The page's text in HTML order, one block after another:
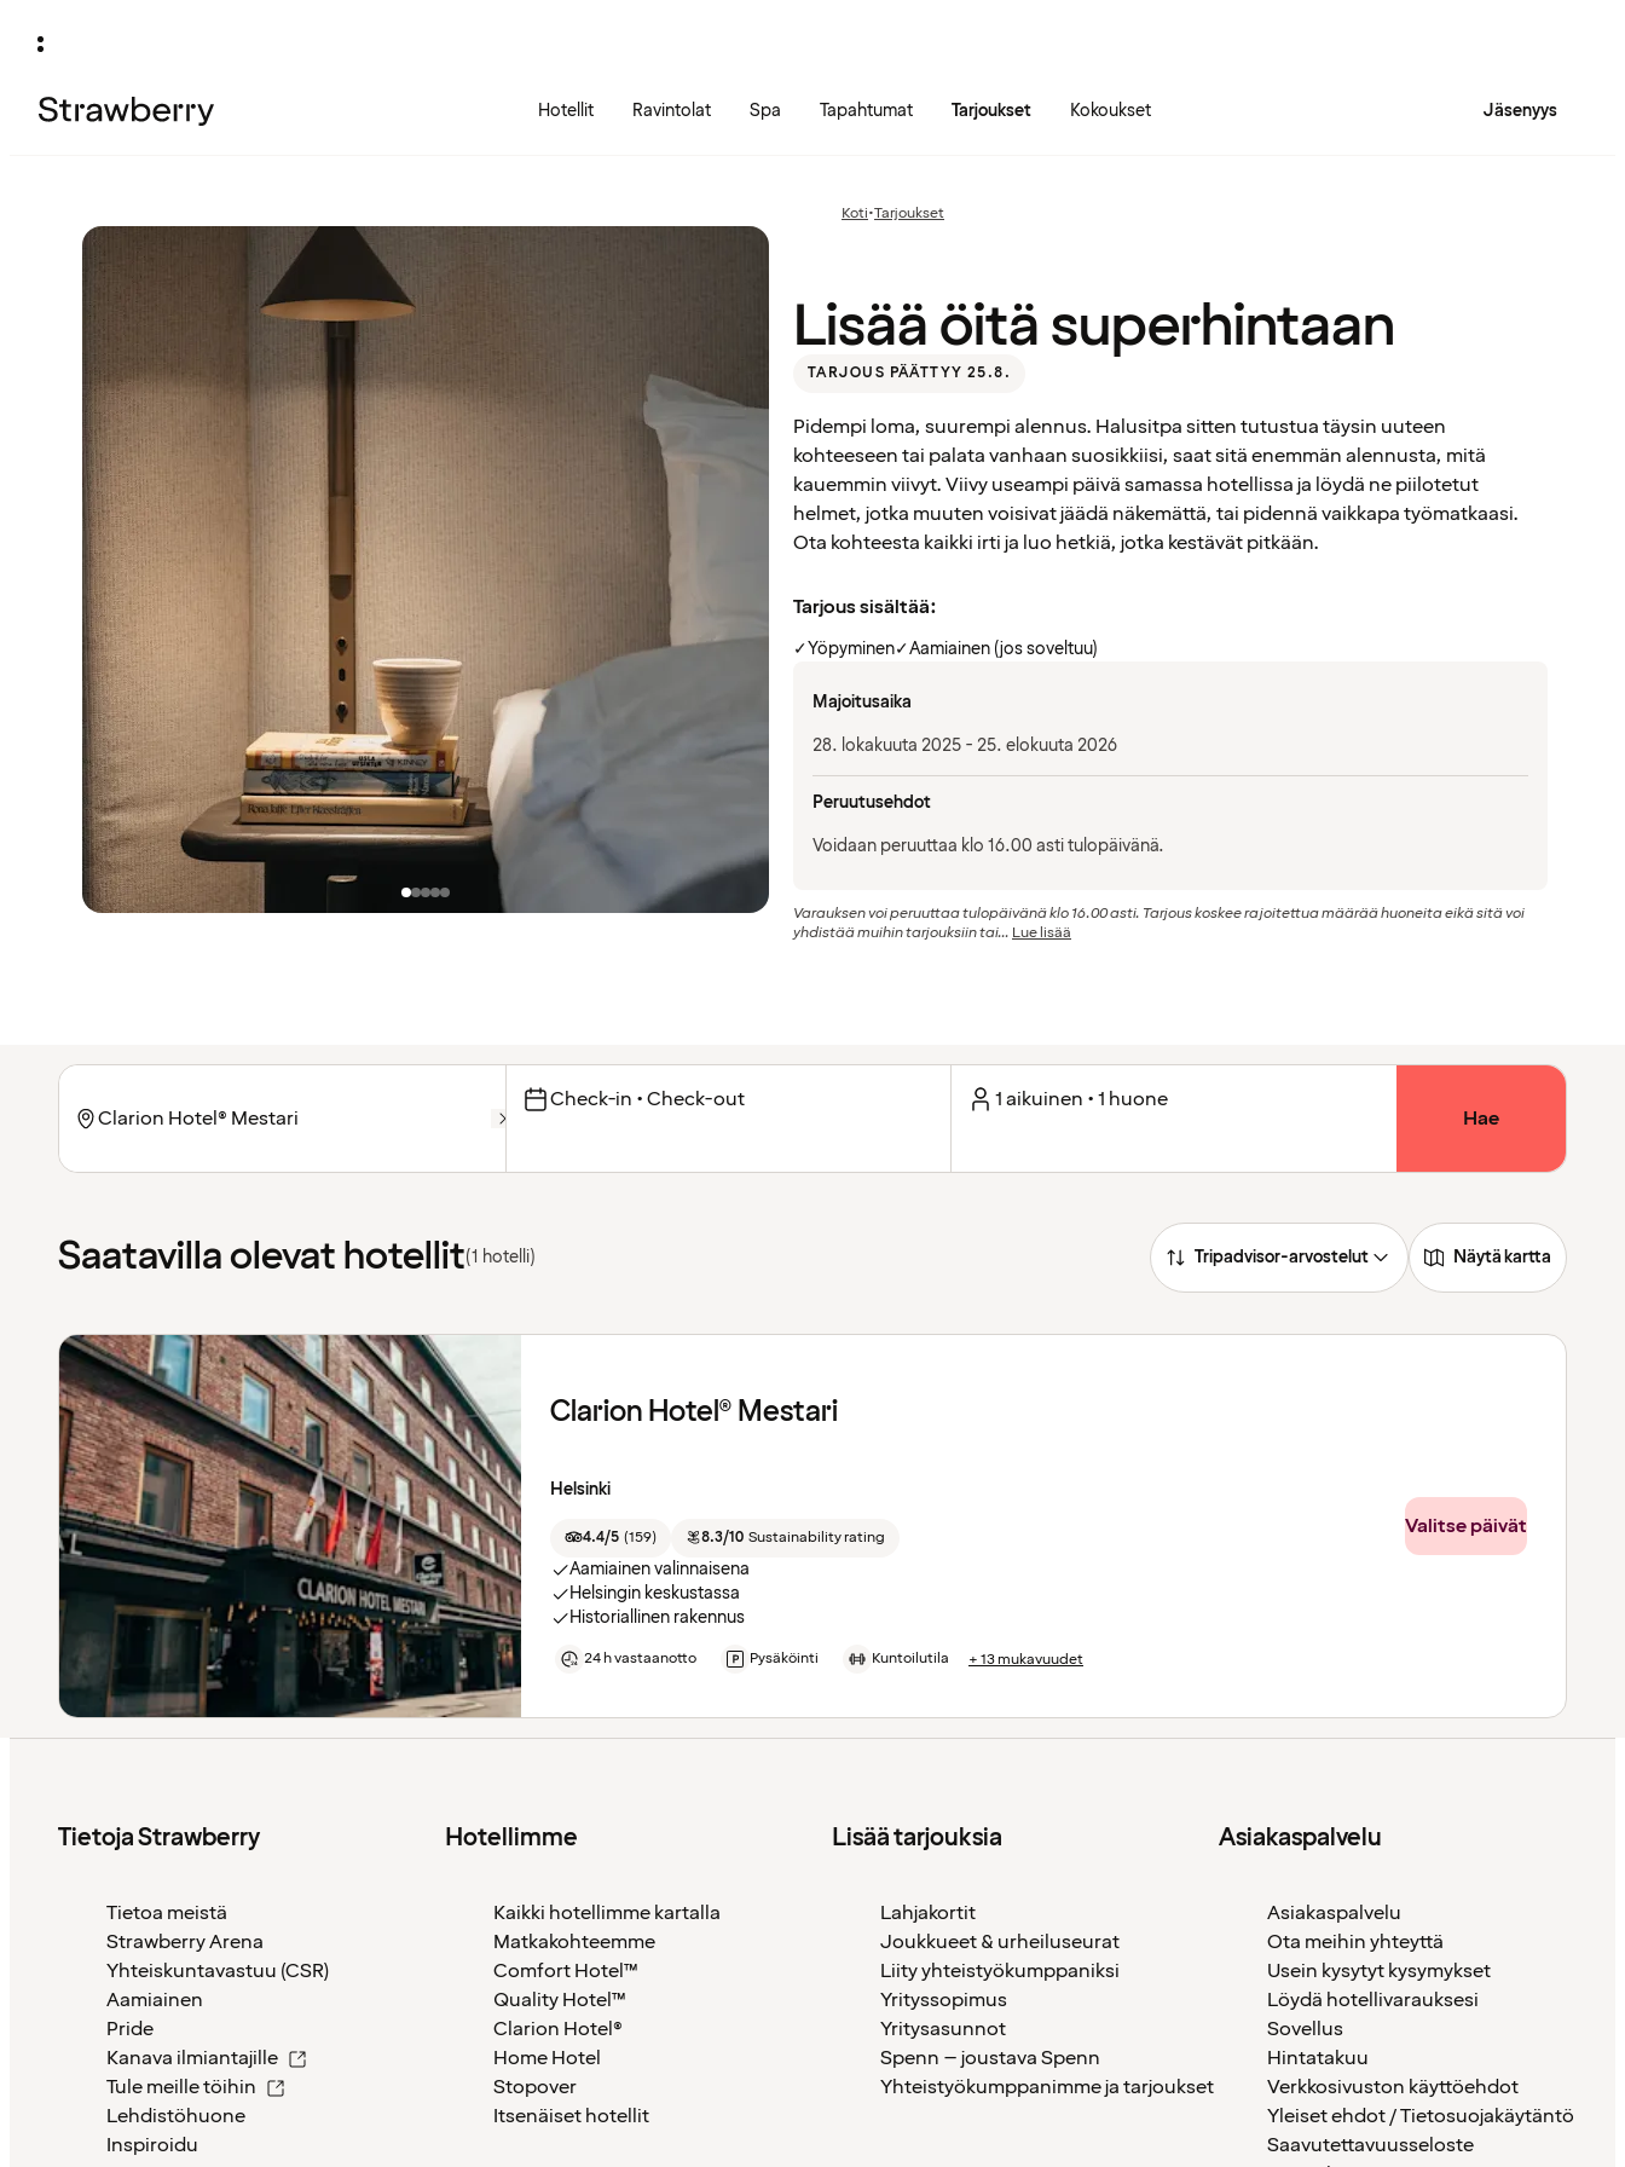
Hotellit Ravintolat Spa Tapahtumat Tarjoukset Kokoukset Jäsenyys
Koti•Edellinen
Tarjoukset
superhintaan
Lisää öitä superhintaan
TARJOUS PÄÄTTYY 25.8.
Pidempi loma, suurempi alennus. Halusitpa sitten tutustua täysin uuteen
kohteeseen tai palata vanhaan suosikkiisi, saat sitä enemmän alennusta, mitä
kauemmin viivyt. Viivy useampi päivä samassa hotellissa ja löydä ne piilotetut
helmet, jotka muuten voisivat jäädä näkemättä, tai pidennä vaikkapa työmatkaasi.
Ota kohteesta kaikki irti ja luo hetkiä, jotka kestävät pitkään.
Tarjous sisältää:
✓Yöpyminen✓Aamiainen (jos soveltuu)
Majoitusaika
28. lokakuuta 2025 - 25. elokuuta 2026
Peruutusehdot
Voidaan peruuttaa klo 16.00 asti tulopäivänä.
Varauksen voi peruuttaa tulopäivänä klo 16.00 asti. Tarjous koskee rajoitettua määrää huoneita eikä sitä voi
yhdistää muihin tarjouksiin tai... Lue lisää
Check-in • Check-out 1 aikuinen • 1 huone
Hae
Saatavilla olevat hotellit(1 hotelli) Tripadvisor-arvostelut Näytä kartta
Clarion Hotel® Mestari
Helsinki
4.4/5 (159) 8.3/10 Sustainability rating
Aamiainen valinnaisena
Helsingin keskustassa
Historiallinen rakennus
24 h vastaanotto Pysäköinti Kuntoilutila + 13 mukavuudet
Valitse päivät
Tietoja Strawberry
Tietoa meistä
Strawberry Arena
Yhteiskuntavastuu (CSR)
Aamiainen
Pride
Kanava ilmiantajille
Tule meille töihin
Lehdistöhuone
Inspiroidu
Hotellimme
Kaikki hotellimme kartalla
Matkakohteemme
Comfort Hotel™
Quality Hotel™
Clarion Hotel®
Home Hotel
Stopover
Itsenäiset hotellit
Lisää tarjouksia
Lahjakortit
Joukkueet & urheiluseurat
Liity yhteistyökumppaniksi
Yrityssopimus
Yritysasunnot
Spenn – joustava Spenn
Yhteistyökumppanimme ja tarjoukset
Asiakaspalvelu
Asiakaspalvelu
Ota meihin yhteyttä
Usein kysytyt kysymykset
Löydä hotellivarauksesi
Sovellus
Hintatakuu
Verkkosivuston käyttöehdot
Yleiset ehdot / Tietosuojakäytäntö
Saavutettavuusseloste